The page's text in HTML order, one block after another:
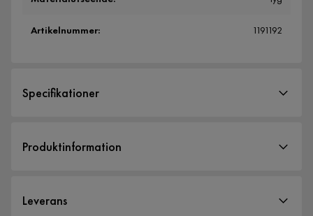
Artikelnummer: 1191192
Specifikationer
Storlek
Produktinformation
Leverans